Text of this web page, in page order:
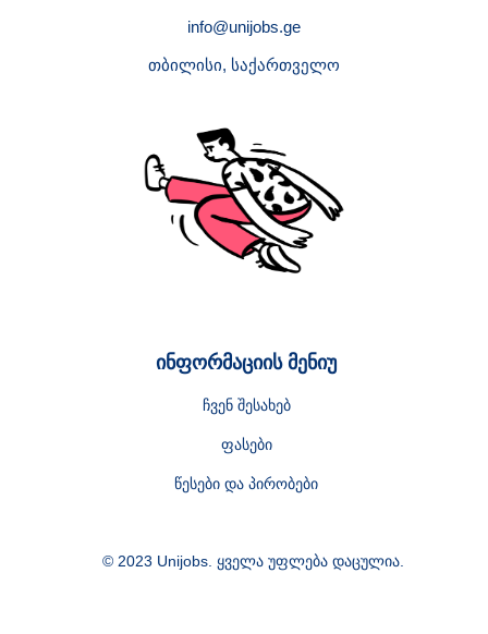
info@unijobs.ge
თბილისი, საქართველო
ინფორმაციის მენიუ
ჩვენ შესახებ
ფასები
წესები და პირობები
© 2023 Unijobs. ყველა უფლება დაცულია.